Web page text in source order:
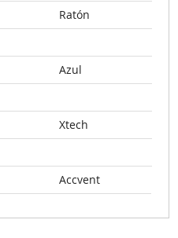
Ratón
Azul
Xtech
Accvent